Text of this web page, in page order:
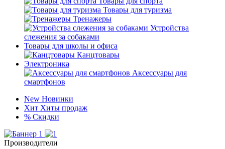
Товары для туризма
Тренажеры
Устройства
слежения за собаками
Товары для школы и офиса
Канцтовары
Электроника
Аксессуары для
смартфонов
New Новинки
Хит Хиты продаж
% Скидки
Производители